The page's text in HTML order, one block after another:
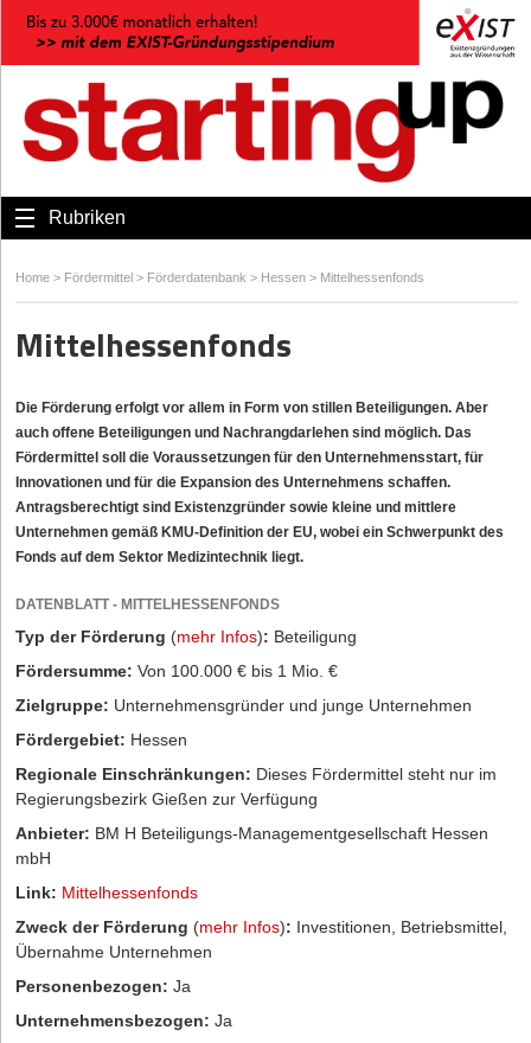
Rubriken
Home > Fördermittel > Förderdatenbank > Hessen > Mittelhessenfonds
Mittelhessenfonds
Die Förderung erfolgt vor allem in Form von stillen Beteiligungen. Aber
auch offene Beteiligungen und Nachrangdarlehen sind möglich. Das
Fördermittel soll die Voraussetzungen für den Unternehmensstart, für
Innovationen und für die Expansion des Unternehmens schaffen.
Antragsberechtigt sind Existenzgründer sowie kleine und mittlere
Unternehmen gemäß KMU-Definition der EU, wobei ein Schwerpunkt des
Fonds auf dem Sektor Medizintechnik liegt.
DATENBLATT - MITTELHESSENFONDS
Typ der Förderung (mehr Infos): Beteiligung
Fördersumme: Von 100.000 € bis 1 Mio. €
Zielgruppe: Unternehmensgründer und junge Unternehmen
Fördergebiet: Hessen
Regionale Einschränkungen: Dieses Fördermittel steht nur im
Regierungsbezirk Gießen zur Verfügung
Anbieter: BM H Beteiligungs-Managementgesellschaft Hessen
mbH
Link: Mittelhessenfonds
Zweck der Förderung (mehr Infos): Investitionen, Betriebsmittel,
Übernahme Unternehmen
Personenbezogen: Ja
Unternehmensbezogen: Ja